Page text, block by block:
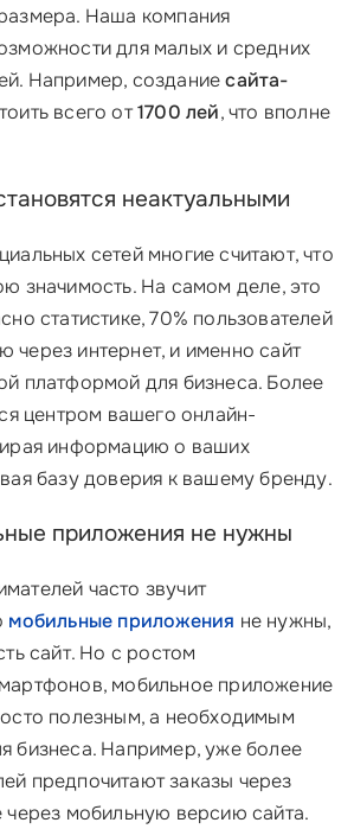
Наша компания
для малых и средних
Например, созданиесайта-
всего от1700 лей, что вполне
неактуальными
сетей многие считают, что
значимость. На самом деле, это
статистике, 70% пользователей
через интернет, и именно сайт
платформой для бизнеса. Более
центром вашего онлайн-
информацию о ваших
базу доверия к вашему бренду.
приложения не нужны
часто звучит
мобильные приложения не нужны,
сайт. Но с ростом
мобильное приложение
полезным, а необходимым
бизнеса. Например, уже более
предпочитают заказы через
через мобильную версию сайта.